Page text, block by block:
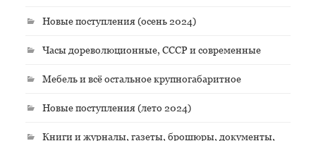
Новые поступления (осень 2024)
Часы дореволюционные, СССР и современные
Мебель и всё остальное крупногабаритное
Новые поступления (лето 2024)
Книги и журналы, газеты, брошюры, документы,